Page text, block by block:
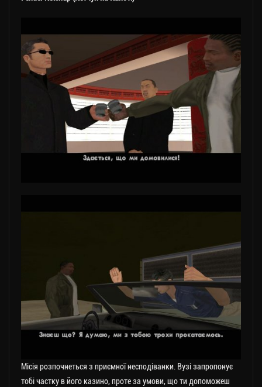
Місія розпочнеться з приємної несподіванки. Вузі запропонує
тобі частку в його казино, проте за умови, що ти допоможеш